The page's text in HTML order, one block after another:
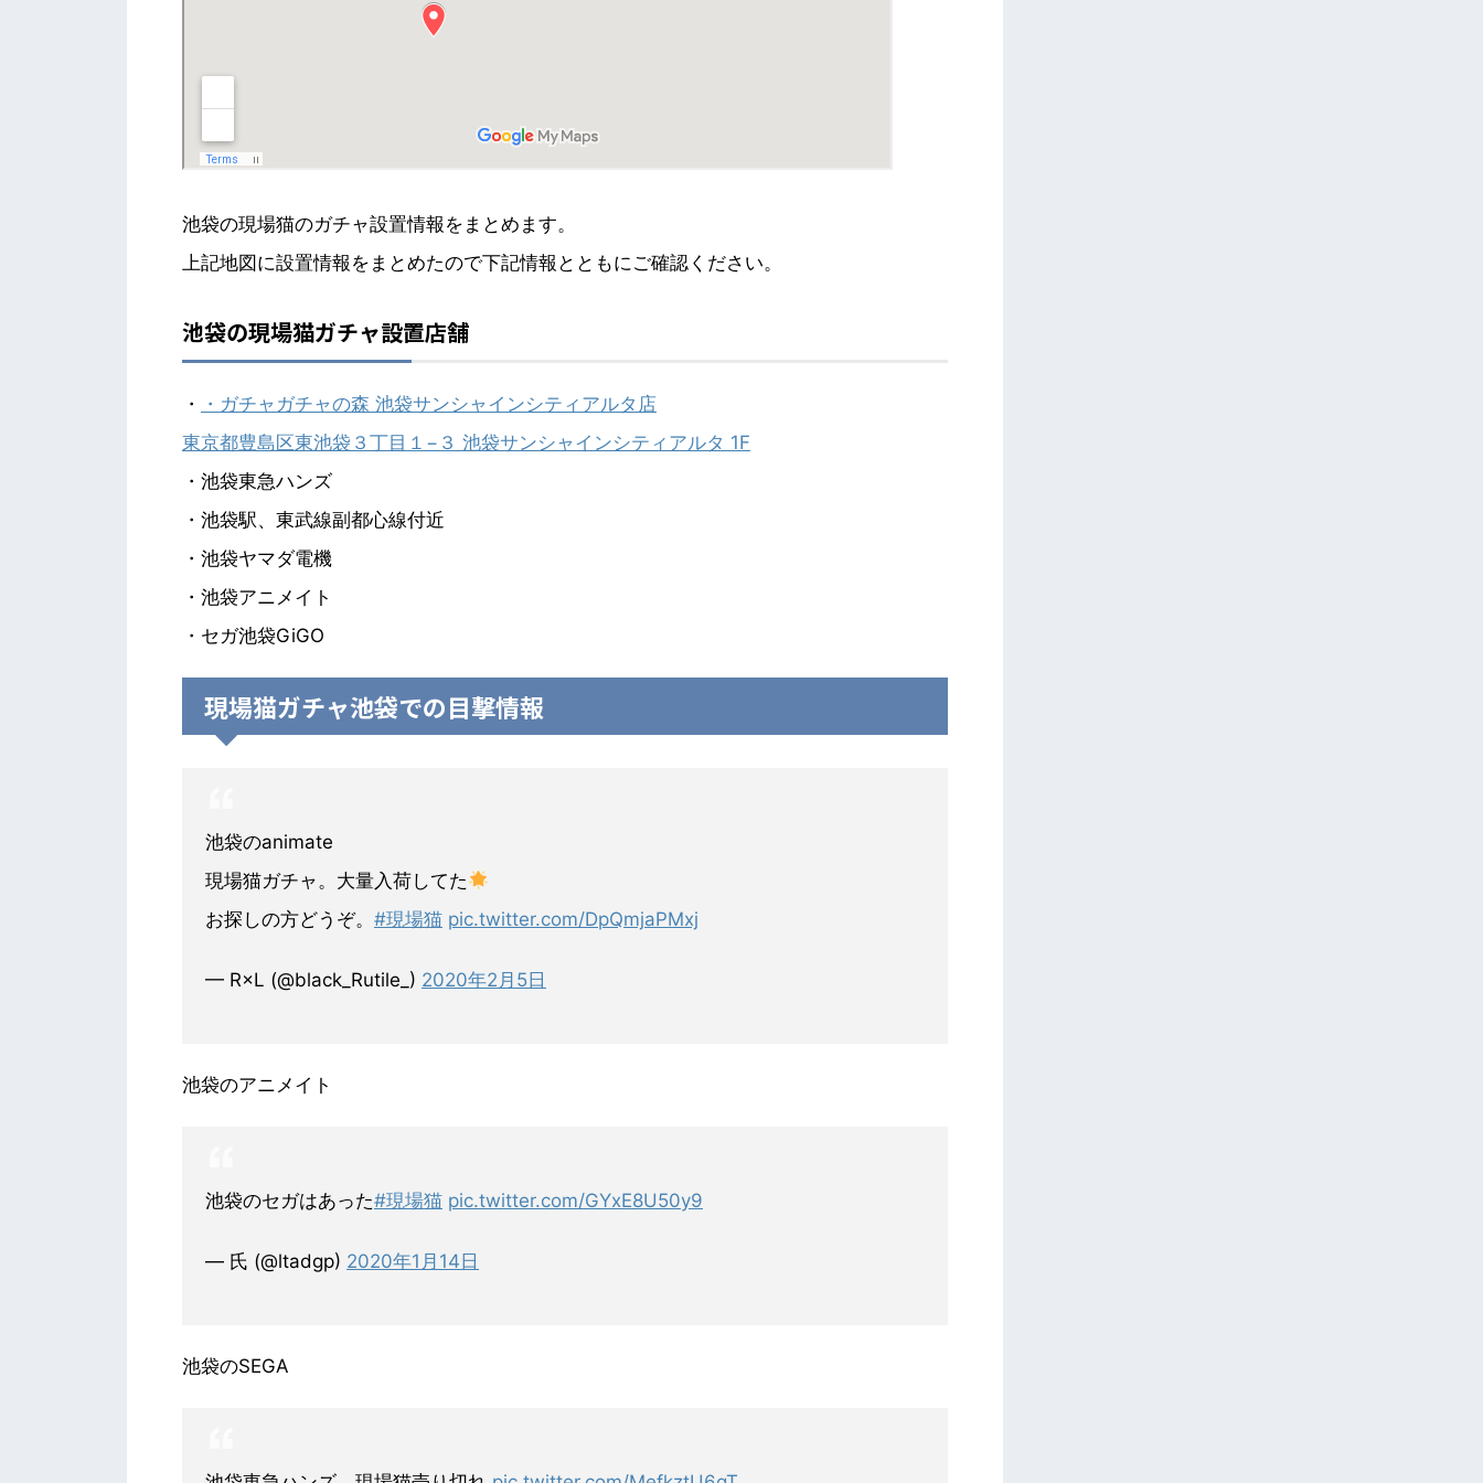
池袋の現場猫のガチャ設置情報をまとめます。
上記地図に設置情報をまとめたので下記情報とともにご確認ください。
池袋の現場猫ガチャ設置店舗
・
・ガチャガチャの森 池袋サンシャインシティアルタ店
東京都豊島区東池袋３丁目１−３ 池袋サンシャインシティアルタ 1F
・池袋東急ハンズ
・池袋駅、東武線副都心線付近
・池袋ヤマダ電機
・池袋アニメイト
・セガ池袋GiGO
現場猫ガチャ池袋での目撃情報
池袋のanimate
現場猫ガチャ。大量入荷してた
お探しの方どうぞ。 #現場猫 pic.twitter.com/DpQmjaPMxj
— R×L (@black_Rutile_) 2020年2月5日
池袋のアニメイト
池袋のセガはあった#現場猫 pic.twitter.com/GYxE8U50y9
— 氏 (@ltadgp) 2020年1月14日
池袋のSEGA